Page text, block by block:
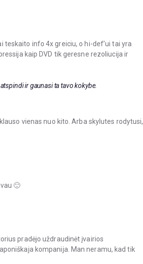
teskaito info 4x greiciu, o hi-def’ui tai yra
kaip DVD tik geresne rezoliucija ir
ir gaunasi ta tavo kokybe.
vienas nuo kito. Arba skylutes rodytusi,
🙂
pradėjo uždraudinėt įvairios
kompanija. Man neramu, kad tik